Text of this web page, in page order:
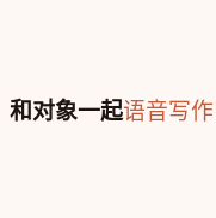
和对象一起语音写作